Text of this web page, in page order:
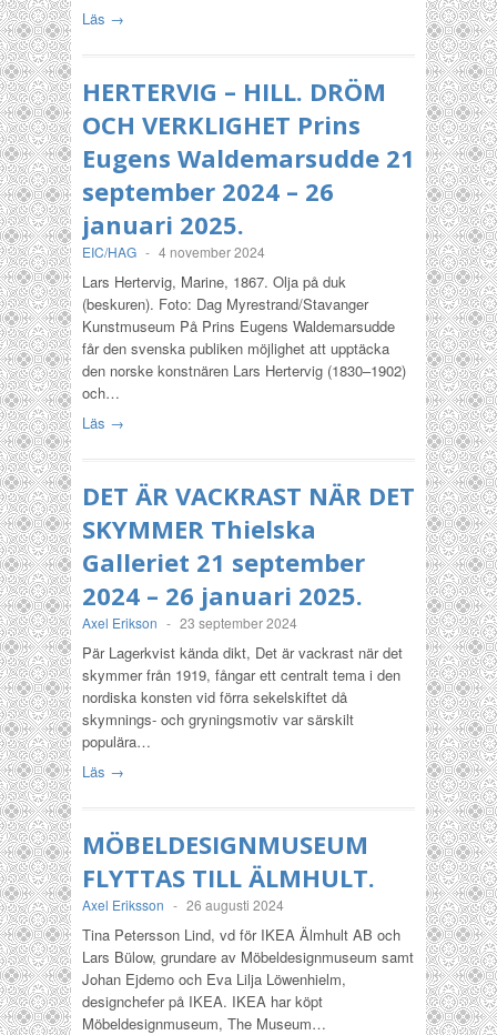
Läs →
HERTERVIG – HILL. DRÖM
OCH VERKLIGHET Prins
Eugens Waldemarsudde 21
september 2024 – 26
januari 2025.
EIC/HAG - 4 november 2024
Lars Hertervig, Marine, 1867. Olja på duk
(beskuren). Foto: Dag Myrestrand/Stavanger
Kunstmuseum På Prins Eugens Waldemarsudde
får den svenska publiken möjlighet att upptäcka
den norske konstnären Lars Hertervig (1830–1902)
och…
Läs →
DET ÄR VACKRAST NÄR DET
SKYMMER Thielska
Galleriet 21 september
2024 – 26 januari 2025.
Axel Erikson - 23 september 2024
Pär Lagerkvist kända dikt, Det är vackrast när det
skymmer från 1919, fångar ett centralt tema i den
nordiska konsten vid förra sekelskiftet då
skymnings- och gryningsmotiv var särskilt
populära…
Läs →
MÖBELDESIGNMUSEUM
FLYTTAS TILL ÄLMHULT.
Axel Eriksson - 26 augusti 2024
Tina Petersson Lind, vd för IKEA Älmhult AB och
Lars Bülow, grundare av Möbeldesignmuseum samt
Johan Ejdemo och Eva Lilja Löwenhielm,
designchefer på IKEA. IKEA har köpt
Möbeldesignmuseum, The Museum…